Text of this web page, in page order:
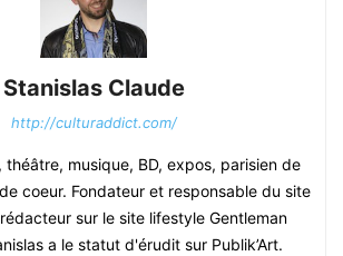
Stanislas Claude
http://culturaddict.com/
théâtre, musique, BD, expos, parisien de
coeur. Fondateur et responsable du site
sur le site lifestyle Gentleman
a le statut d'érudit sur Publik’Art.